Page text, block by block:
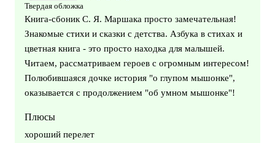
Твердая обложка
Книга-сбоник С. Я. Маршака просто замечательная!
Знакомые стихи и сказки с детства. Азбука в стихах и
цветная книга - это просто находка для малышей.
Читаем, рассматриваем героев с огромным интересом!
Полюбившаяся дочке история "о глупом мышонке",
оказывается с продолжением "об умном мышонке"!
Плюсы
хороший перелет